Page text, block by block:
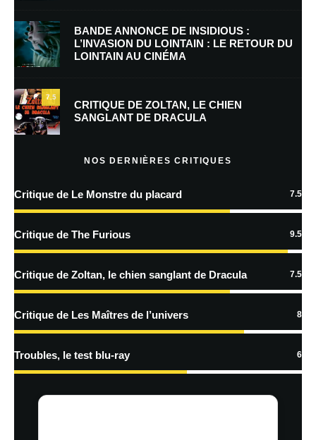
Enregistrer mon nom, mon e-mail et mon site dans le navigateur pour
mon prochain commentaire.
Prévenez-moi de tous les nouveaux commentaires par e-mail.
Prévenez-moi de tous les nouveaux articles par e-mail.
En savoir
traitées
BANDE ANNONCE DE INSIDIOUS :
L’INVASION DU LOINTAIN : LE RETOUR DU
LOINTAIN AU CINÉMA
7.5
CRITIQUE DE ZOLTAN, LE CHIEN
SANGLANT DE DRACULA
NOS DERNIÈRES CRITIQUES
Critique de Le Monstre du placard 7.5
Critique de The Furious 9.5
Critique de Zoltan, le chien sanglant de Dracula 7.5
Critique de Les Maîtres de l’univers 8
Troubles, le test blu-ray 6